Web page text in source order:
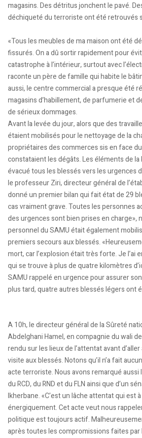
magasins. Des détritus jonchent le pavé.
déchiqueté du terroriste ont été retrouvés
«Tous les meubles de ma maison ont été
fissurés. On a dû sortir rapidement pour
catastrophe à l’intérieur, surtout avec
raconte un père de famille qui habite le
aussi, le centre commercial a presque été
magasins d’habillement, de parfumerie et
de sérieux dommages.
Avant la levée du jour, alors que des
étaient mobilisés pour le nettoyage de la
propriétaires des commerces sis en face
constataient les dégâts. Les éléments de
évacué tous les blessés vers les urgences
le professeur Ziri, directeur général de
donné un premier bilan qui fait état de 29
cas vraiment grave. Toutes les personnes
des urgences sont bien prises en charge»,
personnel du SAMU était également
premiers secours aux blessés.
mort, car l’explosion était très forte. Je l’ai
qui se trouve à plus de quatre kilomètres
SAMU rappelé en urgence pour assurer
plus tard, quatre autres blessés légers ont
A 10h, le directeur général de la Sûreté
Abdelghani Hamel, en compagnie du wali
rendu sur les lieux de l’attentat avant
visite aux blessés. Notons qu’il n’a fait
acte terroriste. Nous avons remarqué
du RCD, du RND et du FLN ainsi que d’un
Ikherbane. «C’est un lâche attentat qui est
énergiquement. Cet acte veut nous
politique est toujours actif.
après toutes les compromissions faites